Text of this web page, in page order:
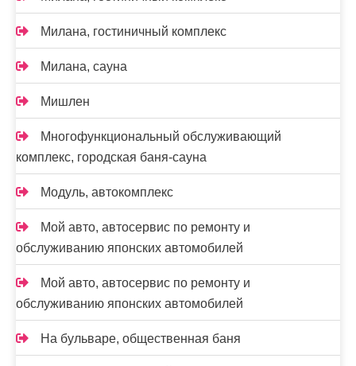
Милана, гостиничный комплекс
Милана, сауна
Мишлен
Многофункциональный обслуживающий
комплекс, ​городская баня-сауна
Модуль, автокомплекс
Мой авто, автосервис по ремонту и
обслуживанию японских автомобилей
Мой авто, автосервис по ремонту и
обслуживанию японских автомобилей
На бульваре, общественная баня